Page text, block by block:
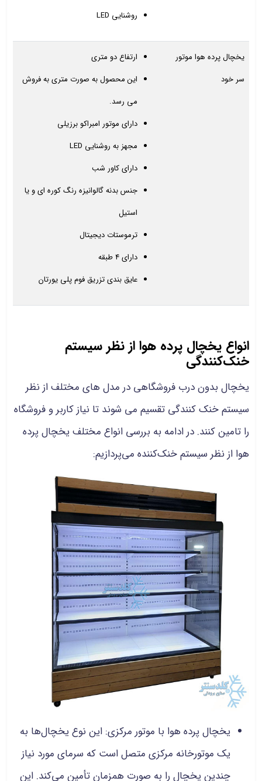
روشنایی LED
یخچال پرده هوا موتور
سر خود
ارتفاع دو متری
این محصول به صورت متری به فروش
می رسد.
دارای موتور امبراکو برزیلی
مجهز به روشنایی LED
دارای کاور شب
جنس بدنه گالوانیزه رنگ کوره ای و یا
استیل
ترموستات دیجیتال
دارای 4 طبقه
عایق بندی تزریق فوم پلی یورتان
انواع یخچال پرده هوا از نظر سیستم
خنک‌کنندگی
یخچال بدون درب فروشگاهی در مدل های مختلف از نظر
سیستم خنک کنندگی تقسیم می شوند تا نیاز کاربر و فروشگاه
را تامین کنند. در ادامه به بررسی انواع مختلف یخچال پرده
هوا از نظر سیستم خنک‌کننده می‌پردازیم:
یخچال پرده هوا با موتور مرکزی: این نوع یخچال‌ها به
یک موتورخانه مرکزی متصل است که سرمای مورد نیاز
چندین یخچال را به صورت همزمان تأمین می‌کند. این